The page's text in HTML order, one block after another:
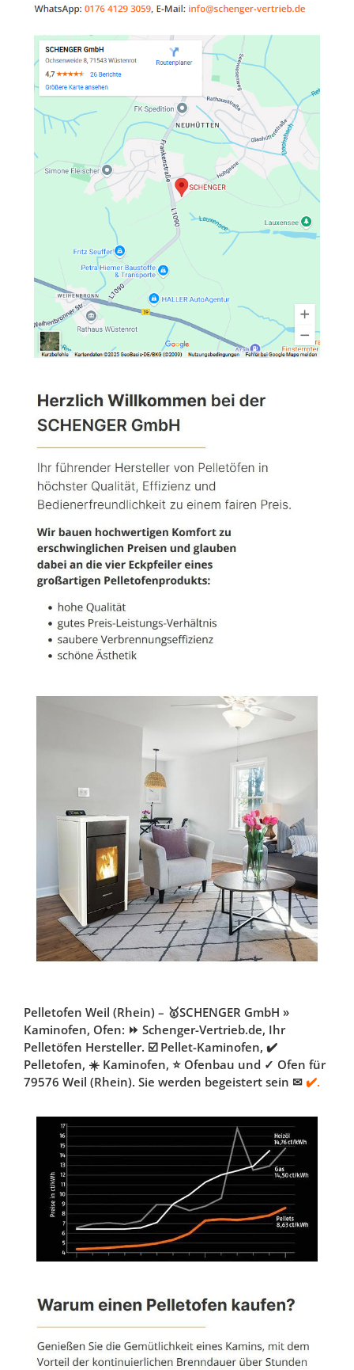
Pelletofen Weil (Rhein) – 🥇SCHENGER GmbH »
Kaminofen, Ofen: ⏩ Schenger-Vertrieb.de, Ihr
Pelletöfen Hersteller. ☑️ Pellet-Kaminofen, ✔️
Pelletofen, ☀️ Kaminofen, ⭐ Ofenbau und ✓ Ofen für
79576 Weil (Rhein). Sie werden begeistert sein ✉ ✔️.